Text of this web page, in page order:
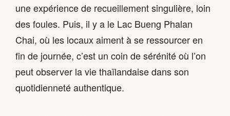
une expérience de recueillement singulière, loin
des foules. Puis, il y a le Lac Bueng Phalan
Chai, où les locaux aiment à se ressourcer en
fin de journée, c’est un coin de sérénité où l’on
peut observer la vie thaïlandaise dans son
quotidienneté authentique.